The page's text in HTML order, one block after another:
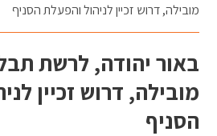
מובילה, דרוש זכיין לניהול והפעלת הסניף
באור יהודה, לרשת
מובילה, דרוש זכיין
הסניף